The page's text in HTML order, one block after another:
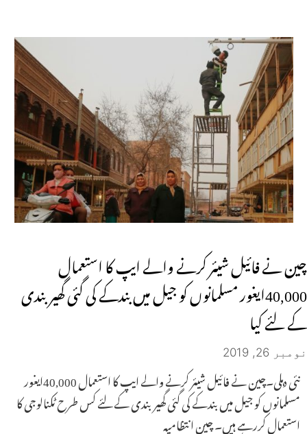
چین نے فائیل شیئر کرنے والے ایپ کا استعمال
40,000ایغور مسلمانوں کو جیل میں بندکے کی گئی گھیربندی
کے لئے کیا
نومبر 26, 2019
نئی دہلی۔چین نے فائیل شیئر کرنے والے ایپ کا استعمال 40,000ایغور
مسلمانوں کو جیل میں بندکے کی گئی گھیربندی کے لئے کس طرح ٹکنالوجی کا
استعمال کررہے ہیں۔ چین انتظامیہ